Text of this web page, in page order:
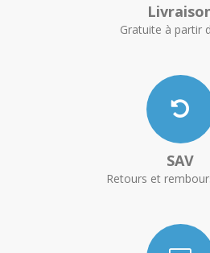
Gratuite à partir
SAV
Retours et